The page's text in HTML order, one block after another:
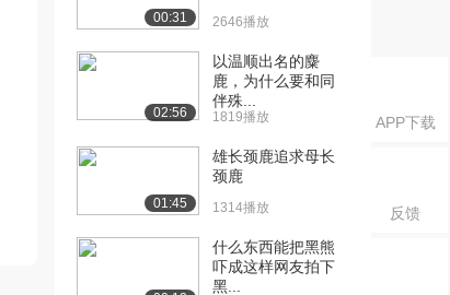
APP下载
反馈
00:31 2646播放
02:56
以温顺出名的麋
鹿，为什么要和同
伴殊...
1819播放
01:45
雄长颈鹿追求母长
颈鹿
1314播放
什么东西能把黑熊
吓成这样网友拍下
黑...